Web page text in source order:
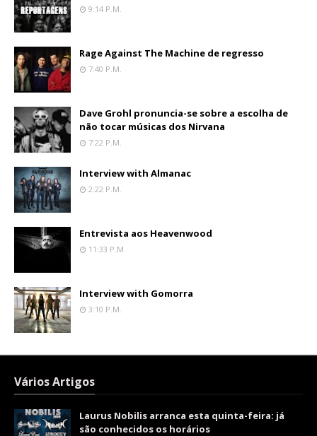
9:14 P.m.
Rage Against The Machine de regresso
7:40 P.m.
Dave Grohl pronuncia-se sobre a escolha de
não tocar músicas dos Nirvana
7:22 P.m.
Interview with Almanac
2:22 P.m.
Entrevista aos Heavenwood
11:33 P.m.
Interview with Gomorra
3:10 P.m.
Vários Artigos
Laurus Nobilis arranca esta quinta-feira: já
são conhecidos os horários